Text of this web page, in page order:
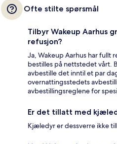
Ofte stilte spørsmål
Tilbyr Wakeup Aarhus
refusjon?
Ja, Wakeup Aarhus har fullt
bestilles på nettstedet vårt.
avbestille det inntil et par
overnattingsstedets
avbestillingsreglene for
Er det tillatt med
Kjæledyr er dessverre ikke